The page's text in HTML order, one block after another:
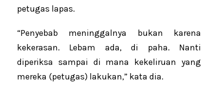
petugas lapas.
“Penyebab meninggalnya bukan karena
kekerasan. Lebam ada, di paha. Nanti
diperiksa sampai di mana kekeliruan yang
mereka (petugas) lakukan,” kata dia.